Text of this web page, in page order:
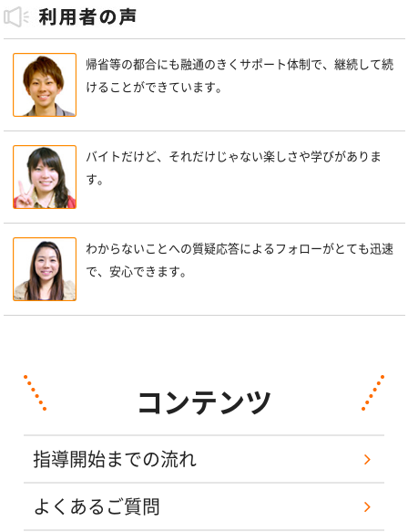
帰省等の都合にも融通のきくサポート体制で、継続して続
けることができています。
バイトだけど、それだけじゃない楽しさや学びがありま
す。
わからないことへの質疑応答によるフォローがとても迅速
で、安心できます。
コンテンツ
指導開始までの流れ
よくあるご質問